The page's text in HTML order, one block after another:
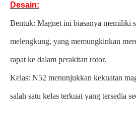
Desain:
Bentuk: Magnet ini biasanya memiliki
melengkung, yang memungkinkan
rapat ke dalam perakitan rotor.
Kelas: N52 menunjukkan kekuatan
salah satu kelas terkuat yang tersedia